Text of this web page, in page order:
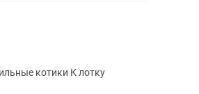
котики К лотку